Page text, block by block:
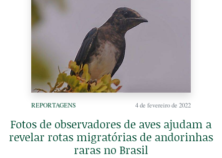
REPORTAGENS 4 de fevereiro de 2022
Fotos de observadores de aves ajudam a
revelar rotas migratórias de andorinhas
raras no Brasil